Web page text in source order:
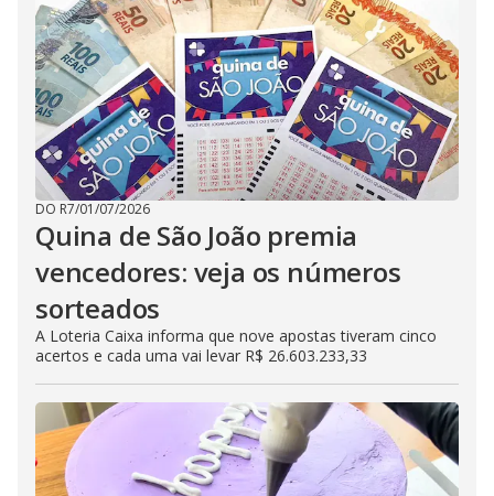
DO R7/01/07/2026
Quina de São João premia
vencedores: veja os números
sorteados
A Loteria Caixa informa que nove apostas tiveram cinco
acertos e cada uma vai levar R$ 26.603.233,33